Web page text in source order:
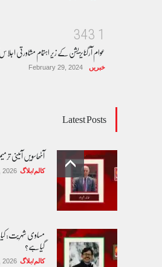
1
3
4
3
عوام آرگنایزیشن کے زیر اہتمام مشاورتی
خبریں February 29, 2024
Latest Posts
آٹھاسویں آئینی
کالم/بلاگ 2026
مساوی شہریت:
گیا ہے؟
کالم/بلاگ 2026